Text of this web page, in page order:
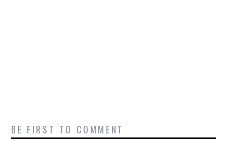
BE FIRST TO COMMENT